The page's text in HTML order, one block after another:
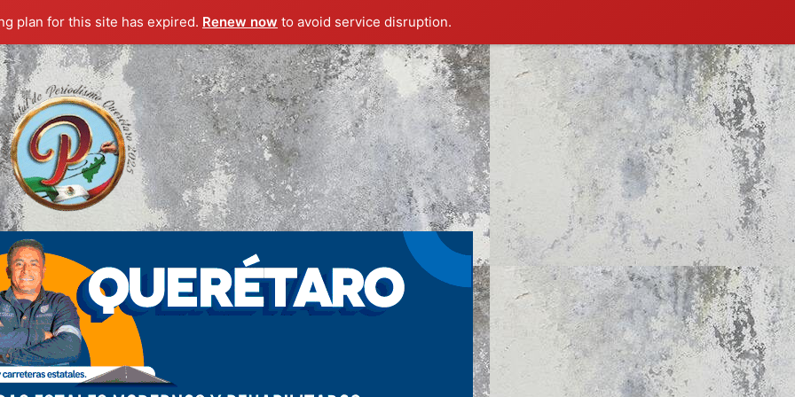
plan for this site has expired. Renew now to avoid service disruption.